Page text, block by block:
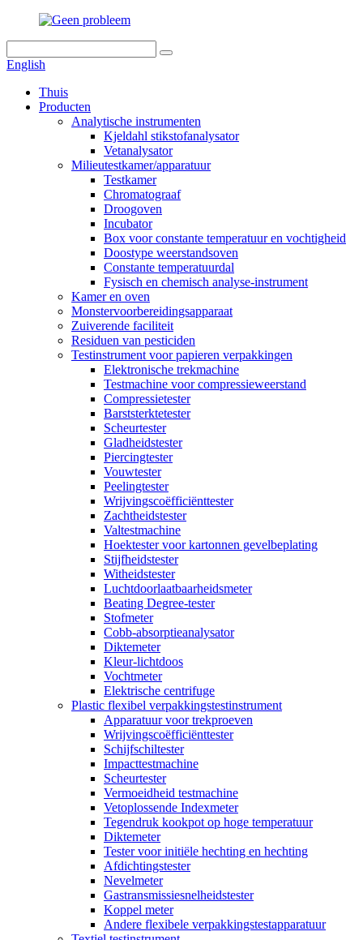
English
Thuis
Producten
Analytische instrumenten
Kjeldahl stikstofanalysator
Vetanalysator
Milieutestkamer/apparatuur
Testkamer
Chromatograaf
Droogoven
Incubator
Box voor constante temperatuur en vochtigheid
Doostype weerstandsoven
Constante temperatuurdal
Fysisch en chemisch analyse-instrument
Kamer en oven
Monstervoorbereidingsapparaat
Zuiverende faciliteit
Residuen van pesticiden
Testinstrument voor papieren verpakkingen
Elektronische trekmachine
Testmachine voor compressieweerstand
Compressietester
Barststerktetester
Scheurtester
Gladheidstester
Piercingtester
Vouwtester
Peelingtester
Wrijvingscoëfficiënttester
Zachtheidstester
Valtestmachine
Hoektester voor kartonnen gevelbeplating
Stijfheidstester
Witheidstester
Luchtdoorlaatbaarheidsmeter
Beating Degree-tester
Stofmeter
Cobb-absorptieanalysator
Diktemeter
Kleur-lichtdoos
Vochtmeter
Elektrische centrifuge
Plastic flexibel verpakkingstestinstrument
Apparatuur voor trekproeven
Wrijvingscoëfficiënttester
Schijfschiltester
Impacttestmachine
Scheurtester
Vermoeidheid testmachine
Vetoplossende Indexmeter
Tegendruk kookpot op hoge temperatuur
Diktemeter
Tester voor initiële hechting en hechting
Afdichtingstester
Nevelmeter
Gastransmissiesnelheidstester
Koppel meter
Andere flexibele verpakkingstestapparatuur